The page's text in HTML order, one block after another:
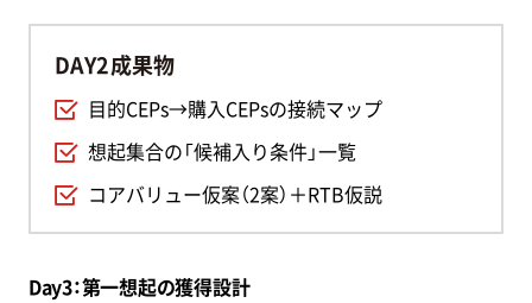
DAY2成果物
目的CEPs→購入CEPsの接続マップ
想起集合の「候補入り条件」一覧
コアバリュー仮案（2案）＋RTB仮説
Day3：第一想起の獲得設計